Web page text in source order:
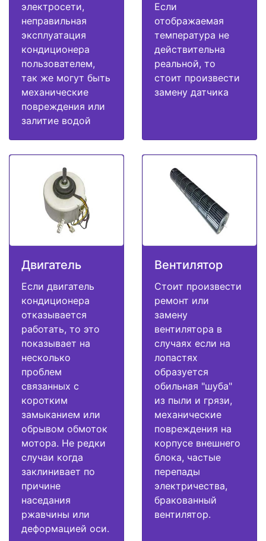
электросети,
неправильная
эксплуатация
кондиционера
пользователем,
так же могут быть
механические
повреждения или
залитие водой
Если
отображаемая
температура не
действительна
реальной, то
стоит произвести
замену датчика
Двигатель
Если двигатель
кондиционера
отказывается
работать, то это
показывает на
несколько
проблем
связанных с
коротким
замыканием или
обрывом обмоток
мотора. Не редки
случаи когда
заклинивает по
причине
наседания
ржавчины или
деформацией оси.
Вентилятор
Стоит произвести
ремонт или
замену
вентилятора в
случаях если на
лопастях
образуется
обильная "шуба"
из пыли и грязи,
механические
повреждения на
корпусе внешнего
блока, частые
перепады
электричества,
бракованный
вентилятор.